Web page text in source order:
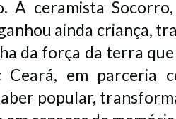
A ceramista
ainda criança,
da força da terra
em parceria
popular,